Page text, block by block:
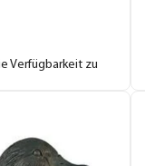
Verfügbarkeit zu